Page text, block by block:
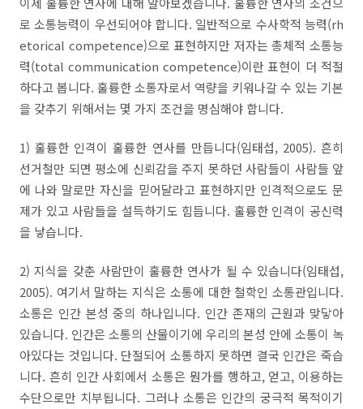
로 소통능력이 우선되어야 합니다. 일반적으로 수사학적 능력(rh
etorical competence)으로 표현하지만 저자는 총체적 소통능
력(total communication competence)이란 표현이 더 적절
하다고 봅니다. 훌륭한 소통자로서 역량을 키워나갈 수 있는 기본
을 갖추기 위해서는 몇 가지 조건을 명심해야 합니다.
1)훌륭한 인격이 훌륭한 연사를 만듭니다(임태섭, 2005).흔히
선거철만 되면 평소에 신뢰감을 주지 못하던 사람들이 사람들 앞
에 나와 말로만 자신을 믿어달라고 표현하지만 인격적으로도 문
제가 있고 사람들을 설득하기도 힘듭니다. 훌륭한 인격이 공신력
을 낳습니다.
2)지식을 갖춘 사람만이 훌륭한 연사가 될 수 있습니다(임태섭,
2005). 여기서 말하는 지식은 소통에 대한 철학인 소통관입니다.
소통은 인간 본성 중의 하나입니다. 인간 존재의 근원과 맞닿아
있습니다. 인간은 소통의 산물이기에 우리의 본성 안에 소통이 녹
아있다는 것입니다. 단절되어 소통하지 못하면 결국 인간은 죽습
니다. 흔히 인간 사회에서 소통은 뭔가를 행하고, 얻고, 이용하는
수단으로만 치부됩니다. 그러나 소통은 인간의 궁극적 목적이기